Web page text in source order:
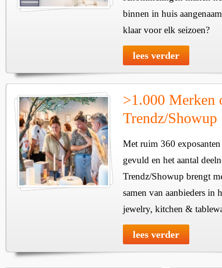
binnen in huis
klaar voor elk seizoen?
lees verder
>1.000 Merken
Trendz/Showup
Met ruim 360
gevuld en het aantal
Trendz/Showup brengt
samen van aanbieders in
jewelry, kitchen &
lees verder